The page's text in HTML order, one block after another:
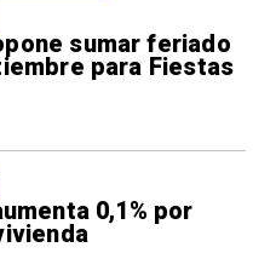
sumar feriado
para Fiestas
0,1% por